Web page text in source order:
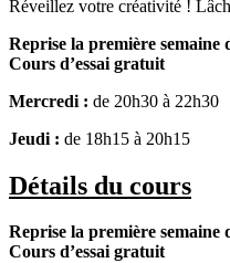
Réveillez votre créativité !
Reprise la première
Cours d’essai gratuit
Mercredi : de 20h30 à 22h30
Jeudi : de 18h15 à 20h15
Détails du cours
Reprise la première
Cours d’essai gratuit